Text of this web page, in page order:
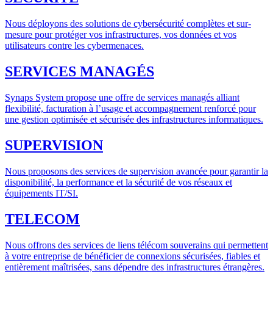
Nous déployons des solutions de cybersécurité complètes et sur-
mesure pour protéger vos infrastructures, vos données et vos
utilisateurs contre les cybermenaces.
SERVICES MANAGÉS
Synaps System propose une offre de services managés alliant
flexibilité, facturation à l’usage et accompagnement renforcé pour
une gestion optimisée et sécurisée des infrastructures informatiques.
SUPERVISION
Nous proposons des services de supervision avancée pour garantir la
disponibilité, la performance et la sécurité de vos réseaux et
équipements IT/SI.
TELECOM
Nous offrons des services de liens télécom souverains qui permettent
à votre entreprise de bénéficier de connexions sécurisées, fiables et
entièrement maîtrisées, sans dépendre des infrastructures étrangères.